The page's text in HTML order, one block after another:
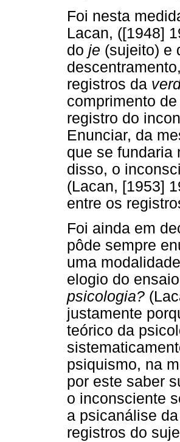
Foi nesta
Lacan, ([1948]
do je (sujeito) e
registros da
comprimento
registro do
Enunciar, da
que se fundaria
disso, o
(Lacan, [1953]
entre os
Foi ainda em
pôde sempre
uma
elogio do
psicologia?
justamente
teórico da
psiquismo, na
por este saber
o inconsciente
a psicanálise
registros do